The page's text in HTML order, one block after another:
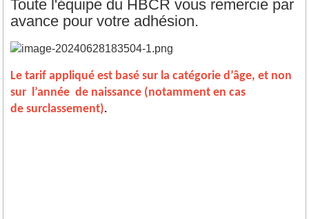
Toute l'équipe du HBCR vous remercie par
avance pour votre adhésion.
Le tarif appliqué est basé sur la catégorie d’âge, et non
sur l’année de naissance (notamment en cas
de surclassement).